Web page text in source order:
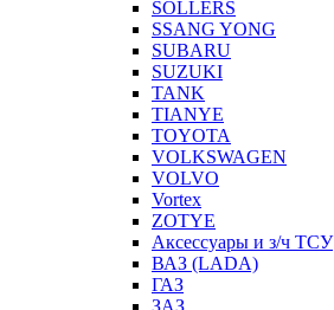
SOLLERS
SSANG YONG
SUBARU
SUZUKI
TANK
TIANYE
TOYOTA
VOLKSWAGEN
VOLVO
Vortex
ZOTYE
Аксессуары и з/ч ТСУ
ВАЗ (LADA)
ГАЗ
ЗАЗ